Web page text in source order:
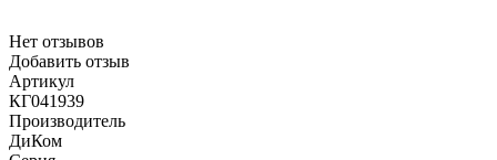
Нет отзывов
Добавить отзыв
Артикул
КГ041939
Производитель
ДиКом